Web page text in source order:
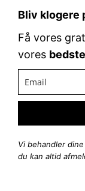
Bliv klogere
Få vores
vores
Vi behandler
du kan altid